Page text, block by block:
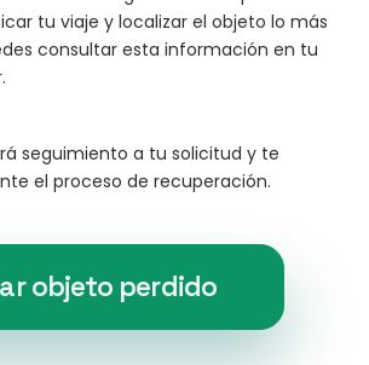
tu viaje y localizar el objeto lo más
consultar esta información en tu
seguimiento a tu solicitud y te
el proceso de recuperación.
objeto perdido